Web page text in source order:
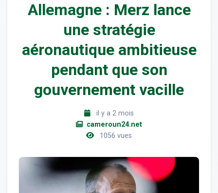
Allemagne : Merz lance
une stratégie
aéronautique ambitieuse
pendant que son
gouvernement vacille
il y a 2 mois
cameroun24.net
1056 vues